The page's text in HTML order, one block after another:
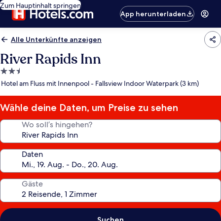
Zum Hauptinhalt springen
App herunterladen
Alle Unterkünfte anzeigen
River Rapids Inn
2.5-
Sterne-
Hotel am Fluss mit Innenpool - Fallsview Indoor Waterpark (3 km)
Wähle deine Daten, um Preise zu sehen
Wo soll’s hingehen?
Daten
Gäste